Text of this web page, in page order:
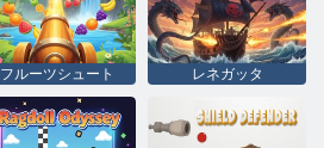
フルーツシュート レネガッタ